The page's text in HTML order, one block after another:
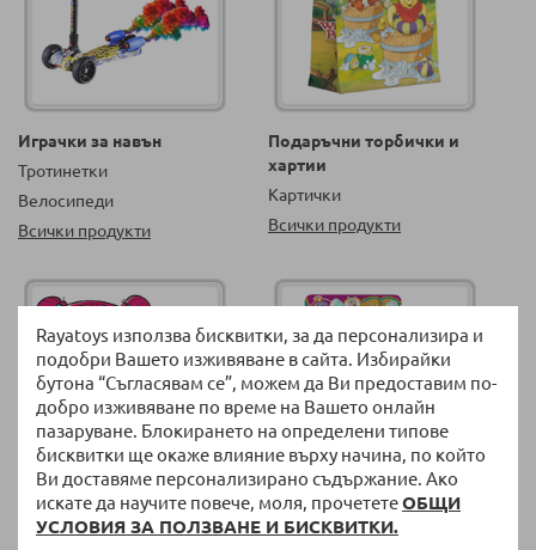
Rayatoys използва бисквитки, за да персонализира и
подобри Вашето изживяване в сайта. Избирайки
бутона “Съгласявам се”, можем да Ви предоставим по-
добро изживяване по време на Вашето онлайн
пазаруване. Блокирането на определени типове
бисквитки ще окаже влияние върху начина, по който
Ви доставяме персонализирано съдържание. Ако
искате да научите повече, моля, прочететеОБЩИ
УСЛОВИЯ ЗА ПОЛЗВАНЕ И БИСКВИТКИ.
Играчки за навън
Тротинетки
Велосипеди
Всички продукти
Подаръчни торбички и
хартии
Картички
Всички продукти
Аксесоари за деца
За коса
Играчки от телевизионни
реклами